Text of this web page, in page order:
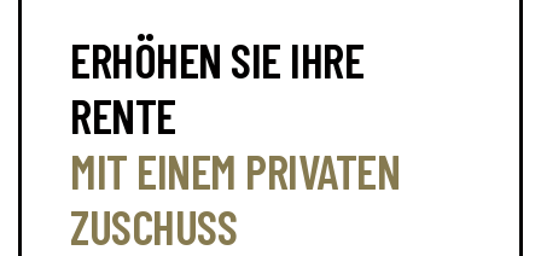
ERHÖHEN SIE IHRE
RENTE
MIT EINEM PRIVATEN
ZUSCHUSS